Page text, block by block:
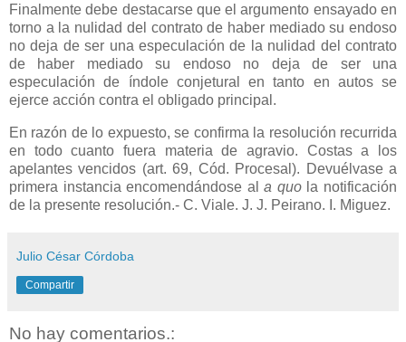
Finalmente debe destacarse que el argumento ensayado en
torno a la nulidad del contrato de haber mediado su endoso
no deja de ser una especulación de la nulidad del contrato
de haber mediado su endoso no deja de ser una
especulación de índole conjetural en tanto en autos se
ejerce acción contra el obligado principal.
En razón de lo expuesto, se confirma la resolución recurrida
en todo cuanto fuera materia de agravio. Costas a los
apelantes vencidos (art. 69, Cód. Procesal). Devuélvase a
primera instancia encomendándose ala quo la notificación
de la presente resolución.- C. Viale. J. J. Peirano. I. Miguez.
Julio César Córdoba
Compartir
No hay comentarios.: